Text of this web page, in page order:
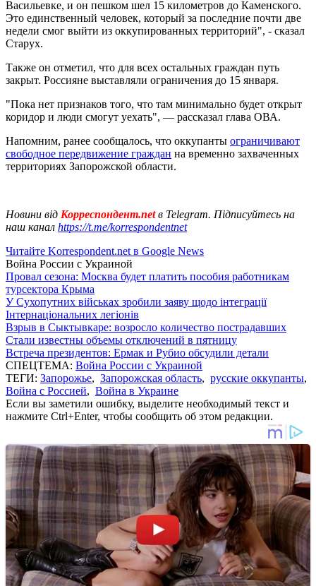
Васильевке, и он пешком шел 15 километров до Каменского.
Это единственный человек, который за последние почти две
недели смог выйти из оккупированных территорий", - сказал
Старух.
Также он отметил, что для всех остальных граждан путь
закрыт. Россияне выставляли ограничения до 15 января.
"Пока нет признаков того, что там минимально будет открыт
коридор и люди смогут уехать", — рассказал глава ОВА.
Напомним, ранее сообщалось, что оккупанты ограничивают
свободное передвижение граждан на временно захваченных
территориях Запорожской области.
Новини від Корреспондент.netв Telegram. Підписуйтесь на
наш канал https://t.me/korrespondentnet
Читайте Korrespondent.net в Google News
Война России с Украиной
Провал сезона: Москва будет платить пособия работникам
турсектора Крыма
У Сухопутних військах зробили заяву щодо інтеграції
Інтернаціональних легіонів
Взрыв в Сыктывкаре: возросло количество пострадавших
Стали известны объемы отключений в пятницу
Встреча президентов: Ермак и Рубио обсудили детали
СПЕЦТЕМА: Война России с Украиной
ТЕГИ: Запорожье, Запорожская область, русские оккупанты,
Война с Россией, Война в Украине
Если вы заметили ошибку, выделите необходимый текст и
нажмите Ctrl+Enter, чтобы сообщить об этом редакции.